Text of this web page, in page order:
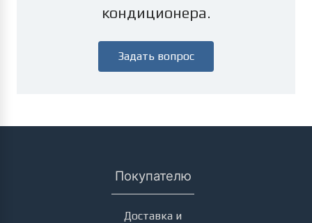
кондиционера.
Задать вопрос
Покупателю
Доставка и